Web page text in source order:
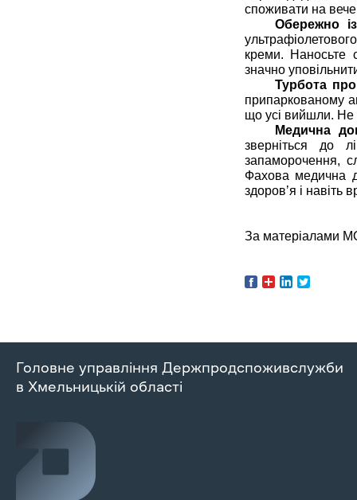
споживати на
Обережно
креми. Наносьте
значно
Турбота
припаркованому
що усі вийшли. Не
Медична
зверніться до
запаморочення,
Фахова медична
здоровʼя і навіть
За матеріалами
Головне управління Держпродспоживслужби
в Хмельницькій області